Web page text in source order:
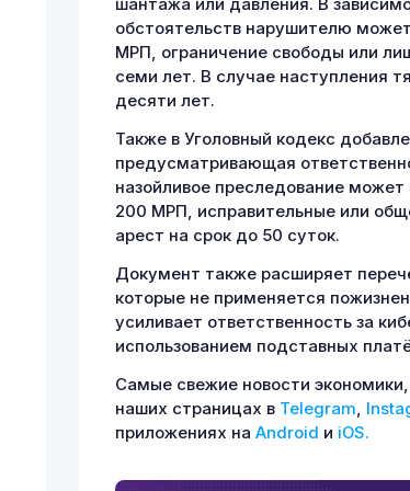
шантажа или давления. В
обстоятельств нарушителю
МРП, ограничение свободы или
семи лет. В случае наступления
десяти лет.
Также в Уголовный кодекс
предусматривающая
назойливое преследование
200 МРП, исправительные или
арест на срок до 50 суток.
Документ также расширяет
которые не применяется
усиливает ответственность за
использованием подставных
Самые свежие новости
наших страницах в Telegram,
приложениях на Android и iOS.